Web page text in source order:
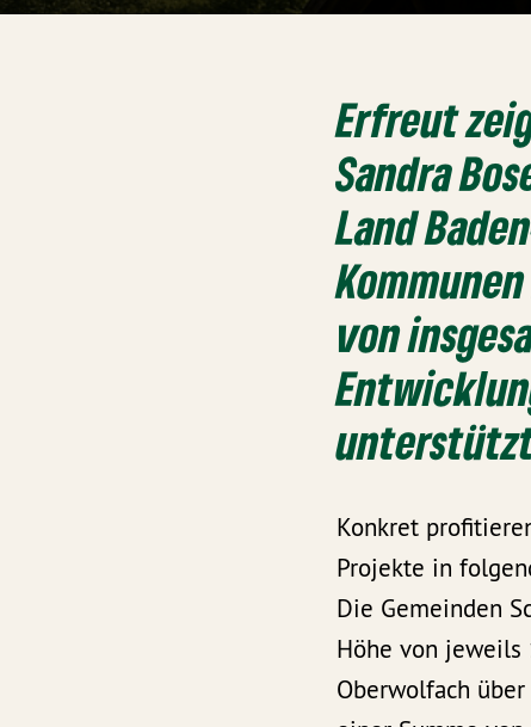
Erfreut
Sandra
Land
von
Konkret
Projekte in
Die Gemeinden
Höhe von jeweils
Oberwolfach